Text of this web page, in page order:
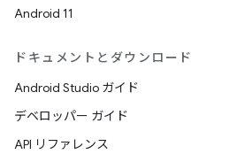
Android 11
ドキュメントとダウンロード
Android Studio ガイド
デベロッパー ガイド
API リファレンス